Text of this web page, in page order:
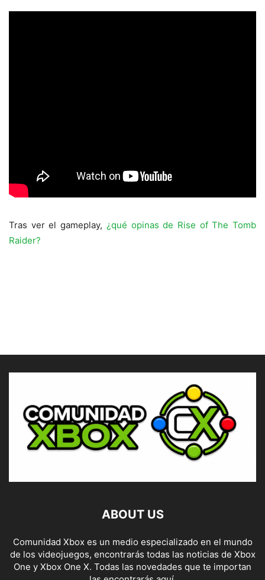
Tras ver el gameplay, ¿qué opinas de Rise of The Tomb
Raider?
ABOUT US
Comunidad Xbox es un medio especializado en el mundo
de los videojuegos, encontrarás todas las noticias de Xbox
One y Xbox One X. Todas las novedades que te importan